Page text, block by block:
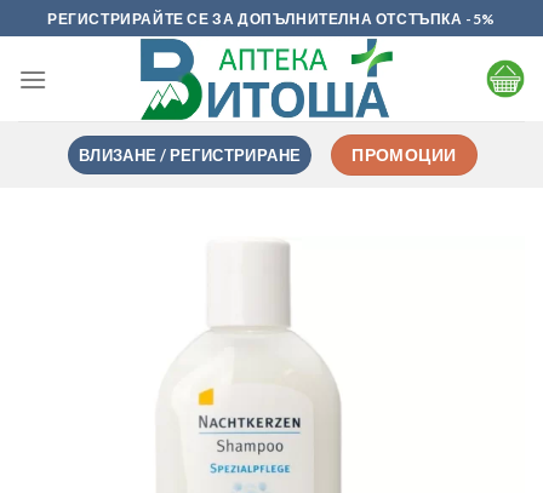
to
content
РЕГИСТРИРАЙТЕ СЕ ЗА ДОПЪЛНИТЕЛНА ОТСТЪПКА -5%
ВЛИЗАНЕ / РЕГИСТРИРАНЕ ПРОМОЦИИ